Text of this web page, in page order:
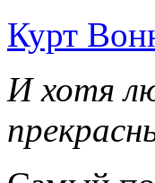
Курт
И хотя